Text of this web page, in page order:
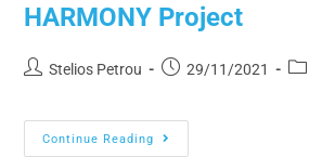
HARMONY Project
Stelios Petrou 29/11/2021
Continue Reading